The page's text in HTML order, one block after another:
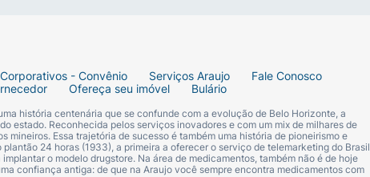
- Convênio Serviços Araujo
Fale Conosco
Ofereça seu imóvel Bulário
história centenária que se confunde com a evolução de Belo Horizonte, a
estado. Reconhecida pelos serviços inovadores e com um mix de milhares de
Essa trajetória de sucesso é também uma história de pioneirismo e
24 horas (1933), a primeira a oferecer o serviço de telemarketing do Brasil
o modelo drugstore. Na área de medicamentos, também não é de hoje
confiança antiga: de que na Araujo você sempre encontra medicamentos com